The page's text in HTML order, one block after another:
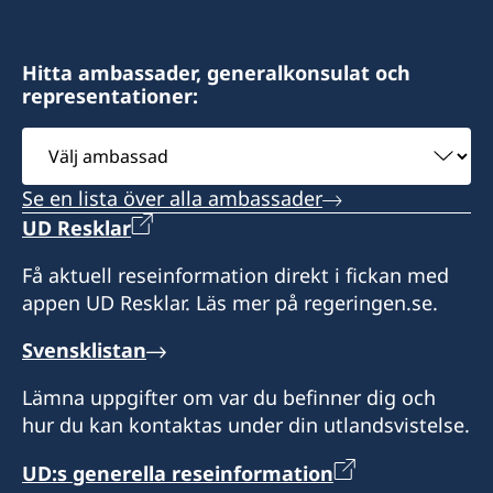
Honorärkonsul
SEO, Kyungsun
LEE, Sang-Kyun
Hitta ambassader, generalkonsulat och
representationer:
Välj
ambassad
Se en lista över alla ambassader
UD Resklar
Få aktuell reseinformation direkt i fickan med
appen UD Resklar. Läs mer på regeringen.se.
Svensklistan
Lämna uppgifter om var du befinner dig och
hur du kan kontaktas under din utlandsvistelse.
UD:s generella reseinformation